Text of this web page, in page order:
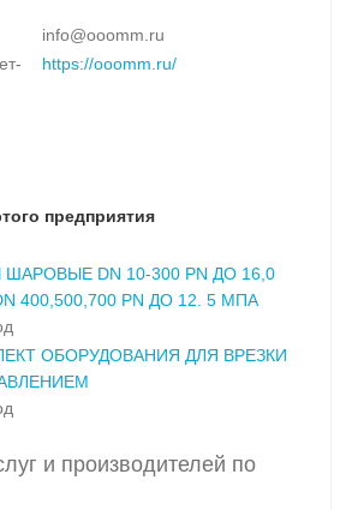
info@ooomm.ru
https://ooomm.ru/
предприятия
DN 10-300 PN ДО 16,0
400,500,700 PN ДО 12. 5 МПА
ОБОРУДОВАНИЯ ДЛЯ ВРЕЗКИ
и производителей по